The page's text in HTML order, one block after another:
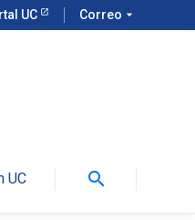
UC Correo arrow_drop_down
UC search